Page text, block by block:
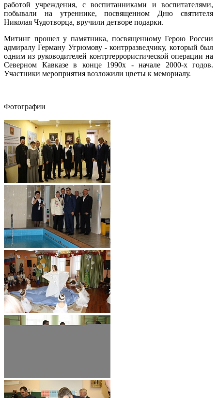
работой учреждения, с воспитанниками и воспитателями,
побывали на утреннике, посвященном Дню святителя
Николая Чудотворца, вручили детворе подарки.
Митинг прошел у памятника, посвященному Герою России
адмиралу Герману Угрюмову - контрразведчику, который был
одним из руководителей контртеррористической операции на
Северном Кавказе в конце 1990х - начале 2000-х годов.
Участники мероприятия возложили цветы к мемориалу.
Фотографии